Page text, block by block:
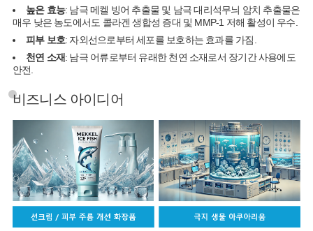
높은 효능: 남극 메켈 빙어 추출물 및 남극 대리석무늬 암치 추출물은
매우 낮은 농도에서도 콜라겐 생합성 증대 및 MMP-1 저해 활성이 우수.
피부 보호: 자외선으로부터 세포를 보호하는 효과를 가짐.
천연 소재: 남극 어류로부터 유래한 천연 소재로서 장기간 사용에도
안전.
비즈니스 아이디어